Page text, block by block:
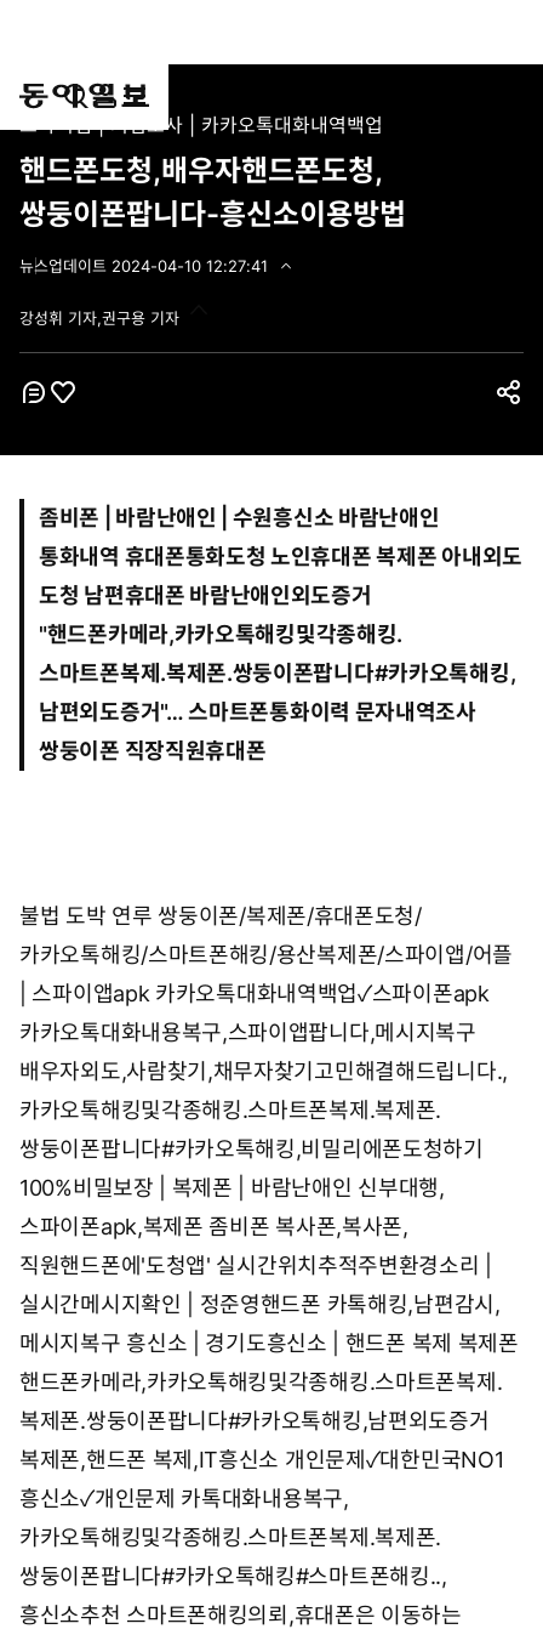
통
합
검
색
마
이
페
지
전
체
메
뉴
펼
기
스파이앱 | 기업조사 | 카카오톡대화내역백업
핸드폰도청,배우자핸드폰도청,
쌍둥이폰팝니다-흥신소이용방법
뉴스업데이트 2024-04-10 12:27:41
2
0
4
0
:
7
4
강성휘 기자,권구용 기자
트
요
좀비폰 | 바람난애인 | 수원흥신소 바람난애인
통화내역 휴대폰통화도청 노인휴대폰 복제폰 아내외도
도청 남편휴대폰 바람난애인외도증거
"핸드폰카메라,카카오톡해킹및각종해킹.
스마트폰복제.복제폰.쌍둥이폰팝니다#카카오톡해킹,
남편외도증거"… 스마트폰통화이력 문자내역조사
쌍둥이폰 직장직원휴대폰
불법 도박 연루 쌍둥이폰/복제폰/휴대폰도청/
카카오톡해킹/스마트폰해킹/용산복제폰/스파이앱/어플
| 스파이앱apk 카카오톡대화내역백업✓스파이폰apk
카카오톡대화내용복구,스파이앱팝니다,메시지복구
배우자외도,사람찾기,채무자찾기고민해결해드립니다.,
카카오톡해킹및각종해킹.스마트폰복제.복제폰.
쌍둥이폰팝니다#카카오톡해킹,비밀리에폰도청하기
100%비밀보장 | 복제폰 | 바람난애인 신부대행,
스파이폰apk,복제폰 좀비폰 복사폰,복사폰,
직원핸드폰에'도청앱' 실시간위치추적주변환경소리 |
실시간메시지확인 | 정준영핸드폰 카톡해킹,남편감시,
메시지복구 흥신소 | 경기도흥신소 | 핸드폰 복제 복제폰
핸드폰카메라,카카오톡해킹및각종해킹.스마트폰복제.
복제폰.쌍둥이폰팝니다#카카오톡해킹,남편외도증거
복제폰,핸드폰 복제,IT흥신소 개인문제✓대한민국NO1
흥신소✓개인문제 카톡대화내용복구,
카카오톡해킹및각종해킹.스마트폰복제.복제폰.
쌍둥이폰팝니다#카카오톡해킹#스마트폰해킹..,
흥신소추천 스마트폰해킹의뢰,휴대폰은 이동하는